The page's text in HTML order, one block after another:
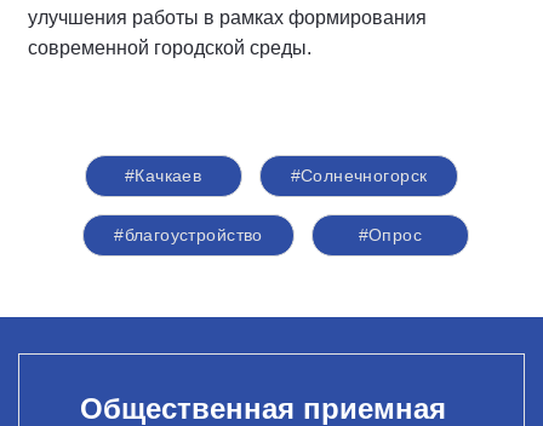
улучшения работы в рамках формирования
современной городской среды.
#Качкаев #Солнечногорск
#благоустройство #Опрос
Общественная приемная